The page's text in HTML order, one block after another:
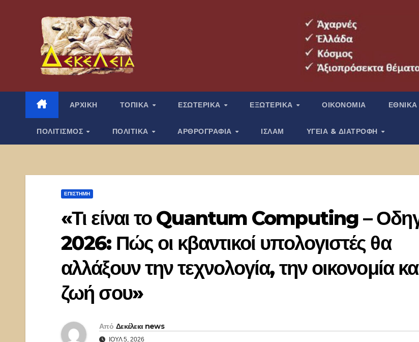
περιεχόμενο
ΑΡΧΙΚΗ ΤΟΠΙΚΑ ΕΣΩΤΕΡΙΚΑ ΕΞΩΤΕΡΙΚΑ ΟΙΚΟΝΟΜΙΑ ΕΘΝΙΚΑ
ΠΟΛΙΤΙΣΜΟΣ ΠΟΛΙΤΙΚΑ ΑΡΘΡΟΓΡΑΦΙΑ ΙΣΛΑΜ ΥΓΕΙΑ & ΔΙΑΤΡΟΦΗ
ΕΠΙΣΤΉΜΗ
«Τι είναι το Quantum Computing –
2026: Πώς οι κβαντικοί υπολογιστές θα
αλλάξουν την τεχνολογία, την οικονομία
ζωή σου»
Από Δεκέλεια news
ΙΟΎΛ 5, 2026